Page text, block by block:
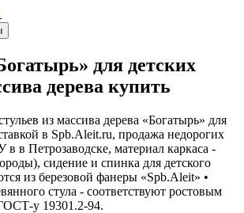
для детских
дерева купить
из массива дерева «Богатырь» для
в Spb.Aleit.ru, продажа недорогих
в в Петрозаводске, материал каркаса -
сидение и спинка для детского
из березовой фанеры «Spb.Aleit» •
стула - соответствуют ростовым
у 19301.2-94.